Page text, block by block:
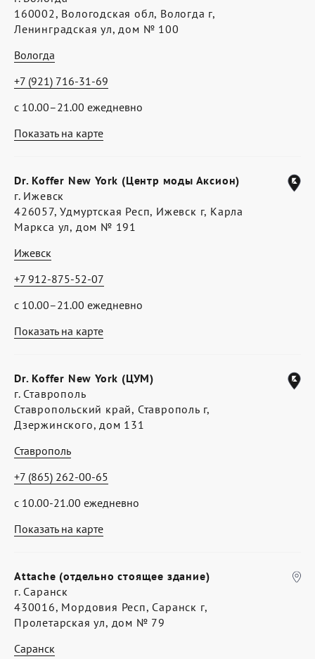
Показать на карте
160002, Вологодская обл, Вологда г,
Ленинградская ул, дом № 100
Вологда
с 10.00–21.00 ежедневно
+7 (921) 716-31-69
Показать на карте
Dr. Koffer New York (Центр моды Аксион)
г. Ижевск
426057, Удмуртская Респ, Ижевск г, Карла
Маркса ул, дом № 191
Ижевск
с 10.00–21.00 ежедневно
+7 912-875-52-07
Показать на карте
Dr. Koffer New York (ЦУМ)
г. Ставрополь
Ставропольский край, Ставрополь г,
Дзержинского, дом 131
Ставрополь
с 10.00-21.00 ежедневно
+7 (865) 262-00-65
Attache (отдельно стоящее здание)
г. Саранск
430016, Мордовия Респ, Саранск г,
Пролетарская ул, дом № 79
Саранск